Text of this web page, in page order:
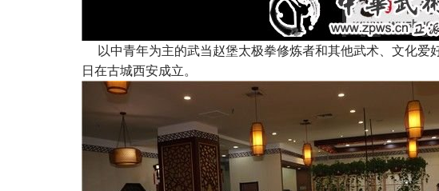
以中青年为主的武当赵堡太极拳修炼者和其他武术、文化爱
日在古城西安成立。